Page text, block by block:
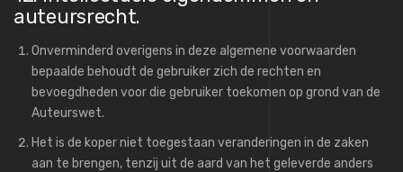
auteursrecht.
Onverminderd overigens in deze algemene voorwaarden
bepaalde behoudt de gebruiker zich de rechten en
bevoegdheden voor die gebruiker toekomen op grond van de
Auteurswet.
Het is de koper niet toegestaan veranderingen in de zaken
aan te brengen, tenzij uit de aard van het geleverde anders